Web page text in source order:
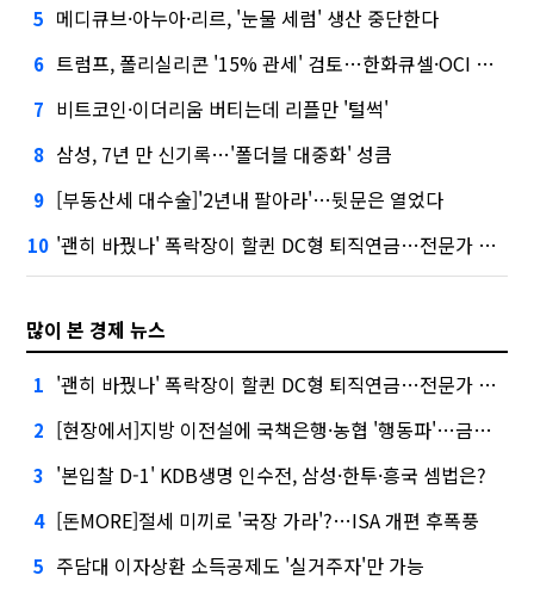
5 메디큐브·아누아·리르, '눈물 세럼' 생산 중단한다
6 트럼프, 폴리실리콘 '15% 관세' 검토…한화큐셀·OCI 영향은?
7 비트코인·이더리움 버티는데 리플만 '털썩'
8 삼성, 7년 만 신기록…'폴더블 대중화' 성큼
9 [부동산세 대수술]'2년내 팔아라'…뒷문은 열었다
10 '괜히 바꿨나' 폭락장이 할퀸 DC형 퇴직연금…전문가 조언은
많이 본 경제 뉴스
1 '괜히 바꿨나' 폭락장이 할퀸 DC형 퇴직연금…전문가 조언은
2 [현장에서]지방 이전설에 국책은행·농협 '행동파'…금감원 '신중모드'
3 '본입찰 D-1' KDB생명 인수전, 삼성·한투·흥국 셈법은?
4 [돈MORE]절세 미끼로 '국장 가라'?…ISA 개편 후폭풍
5 주담대 이자상환 소득공제도 '실거주자'만 가능